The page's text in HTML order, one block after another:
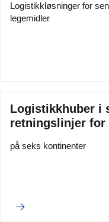
Logistikkløsninger for
legemidler
Logistikkhuber i
retningslinjer for
på seks kontinenter